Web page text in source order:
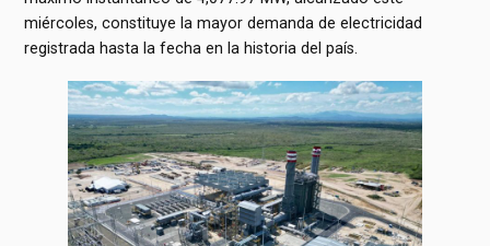
miércoles, constituye la mayor demanda de electricidad
registrada hasta la fecha en la historia del país.